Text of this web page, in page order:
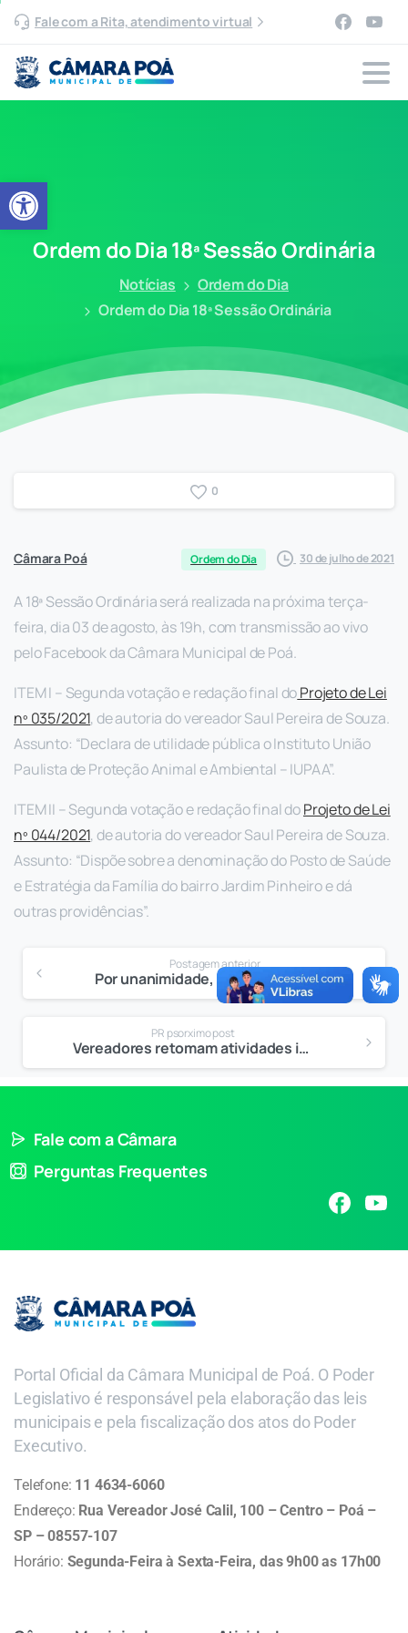
Abrir a barra de ferramentas
Fale com a Rita, atendimento virtual
Ordem doDia18ªSessãoOrdinária
Notícias
Ordem do Dia
Ordem do Dia 18ª Sessão Ordinária
0
Câmara Poá Ordem do Dia 30 de julho de 2021
A 18ª Sessão Ordinária será realizada na próxima terça-
feira, dia 03 de agosto, às 19h, com transmissão ao vivo
pelo Facebook da Câmara Municipal de Poá.
ITEM I – Segunda votação e redação final doProjeto de Lei
nº 035/2021, de autoria do vereador Saul Pereira de Souza.
Assunto: “Declara de utilidade pública o Instituto União
Paulista de Proteção Animal e Ambiental – IUPAA”.
ITEM II – Segunda votação e redação final doProjeto de Lei
nº 044/2021, de autoria do vereador Saul Pereira de Souza.
Assunto: “Dispõe sobre a denominação do Posto de Saúde
e Estratégia da Família do bairro Jardim Pinheiro e dá
outras providências”.
Postagem anterior
Por unanimidade, vereadores rejeitam projeto que prevê transferência da ‘taxa do lixo’ para a conta de água
PR psorximo post
Vereadores retomam atividades internas: acompanhe o que foi votado na 18ª Sessão Ordinária
Fale com a Câmara
Perguntas Frequentes
Portal Oficial da Câmara Municipal de Poá. O Poder
Legislativo é responsável pela elaboração das leis
municipais e pela fiscalização dos atos do Poder
Executivo.
Telefone: 11 4634-6060
Endereço: Rua Vereador José Calil, 100 – Centro – Poá –
SP – 08557-107
Horário: Segunda-Feira à Sexta-Feira, das 9h00 as 17h00